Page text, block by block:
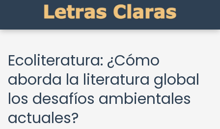
Ecoliteratura: ¿Cómo
aborda la literatura global
los desafíos ambientales
actuales?